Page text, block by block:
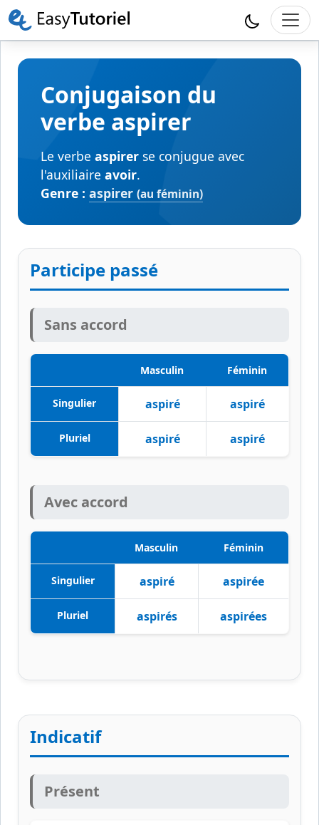
Conjugaison du
verbe aspirer
Le verbe aspirer se conjugue avec
l'auxiliaire avoir.
Genre : aspirer (au féminin)
Participe passé
Sans accord
Masculin Féminin
Singulier aspiré aspiré
Pluriel aspiré aspiré
Avec accord
Masculin Féminin
Singulier aspiré aspirée
Pluriel aspirés aspirées
Indicatif
Présent